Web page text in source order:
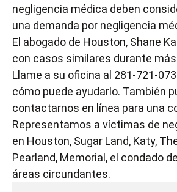
negligencia médica deben
una demanda por negligencia
El abogado de Houston, Shane
con casos similares durante
Llame a su oficina al 281-721-
cómo puede ayudarlo. También
contactarnos en línea para una
Representamos a víctimas de
en Houston, Sugar Land, Katy,
Pearland, Memorial, el condado
áreas circundantes.